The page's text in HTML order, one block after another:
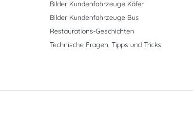
Bilder Kundenfahrzeuge Käfer
Bilder Kundenfahrzeuge Bus
Restaurations-Geschichten
Technische Fragen, Tipps und Tricks